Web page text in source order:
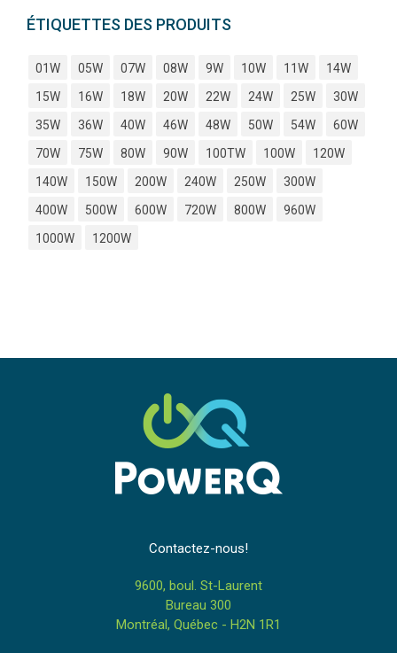
ÉTIQUETTES DES PRODUITS
01W 05W 07W 08W 9W 10W 11W
14W
15W
16W 18W 20W 22W 24W 25W
30W
35W
36W 40W 46W 48W 50W 54W
60W
70W
75W 80W 90W 100TW 100W
120W
140W
150W 200W 240W 250W
300W
400W
500W 600W 720W 800W
960W
1000W
1200W
Contactez-nous!
9600, boul. St-Laurent
Bureau 300
Montréal, Québec - H2N 1R1